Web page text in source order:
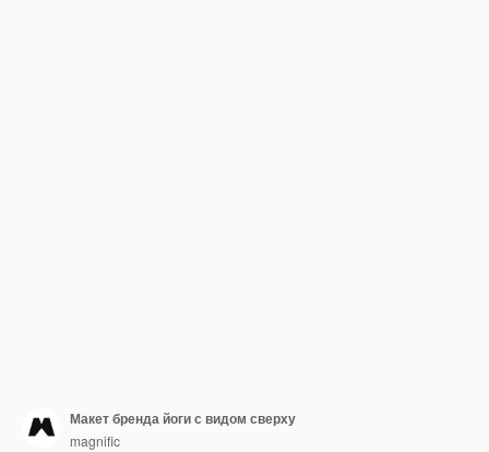
Макет бренда йоги с видом сверху
magnific